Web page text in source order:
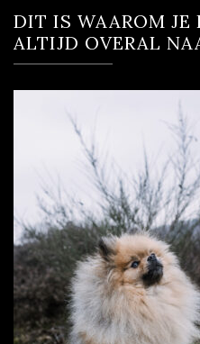
DIT IS WAAROM JE
ALTIJD OVERAL